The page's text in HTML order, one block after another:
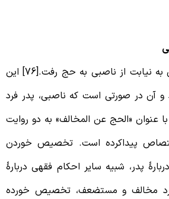
در فقه شیعه، نمی توان به نیابت از ناصبی به حج رفت.[76] این
آن در صورتی است که ناصبی، پدر فرد
با عنوان «الحج عن المخالف» به دو روایت
پیداکرده است. تخصیص خوردن
پدر، شبیه سایر احکام فقهی دربارۀ
مخالف و مستضعف، تخصیص خورده